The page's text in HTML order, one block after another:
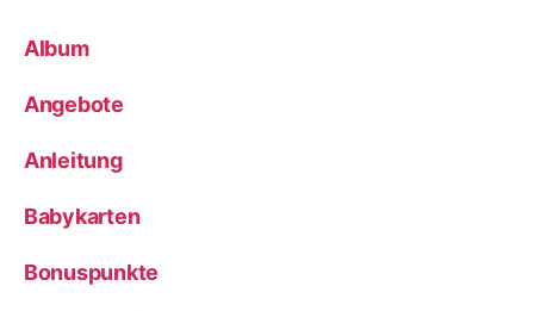
Album
Angebote
Anleitung
Babykarten
Bonuspunkte